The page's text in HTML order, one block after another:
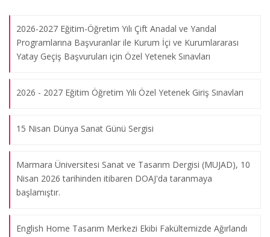
2026-2027 Eğitim-Öğretim Yılı Çift Anadal ve Yandal
Programlarına Başvuranlar ile Kurum İçi ve Kurumlararası
Yatay Geçiş Başvuruları için Özel Yetenek Sınavları
2026 - 2027 Eğitim Öğretim Yılı Özel Yetenek Giriş Sınavları
15 Nisan Dünya Sanat Günü Sergisi
Marmara Üniversitesi Sanat ve Tasarım Dergisi (MUJAD), 10
Nisan 2026 tarihinden itibaren DOAJ'da taranmaya
başlamıştır.
English Home Tasarım Merkezi Ekibi Fakültemizde Ağırlandı
"Elalem Ne Der" Sergisi
08.08.2026
"Görünür Görünmez Beden" Sergisi
"Statü Krizi" Sergisi
08.08.2026